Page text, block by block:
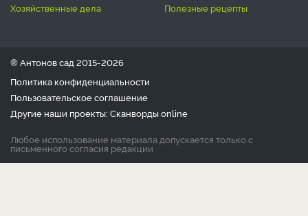
хозяйственные дела
полезные рецепты
® Антонов сад 2015-2026
Политика конфиденциальности
Пользовательское соглашение
Другие наши проекты: Сканвордыonline
Любое использование материала допускается только с
письменного согласия редакции